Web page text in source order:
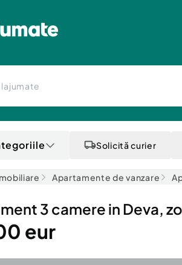
Solicită curier
Apartamente de vanzare
3 camere in Deva,
eur